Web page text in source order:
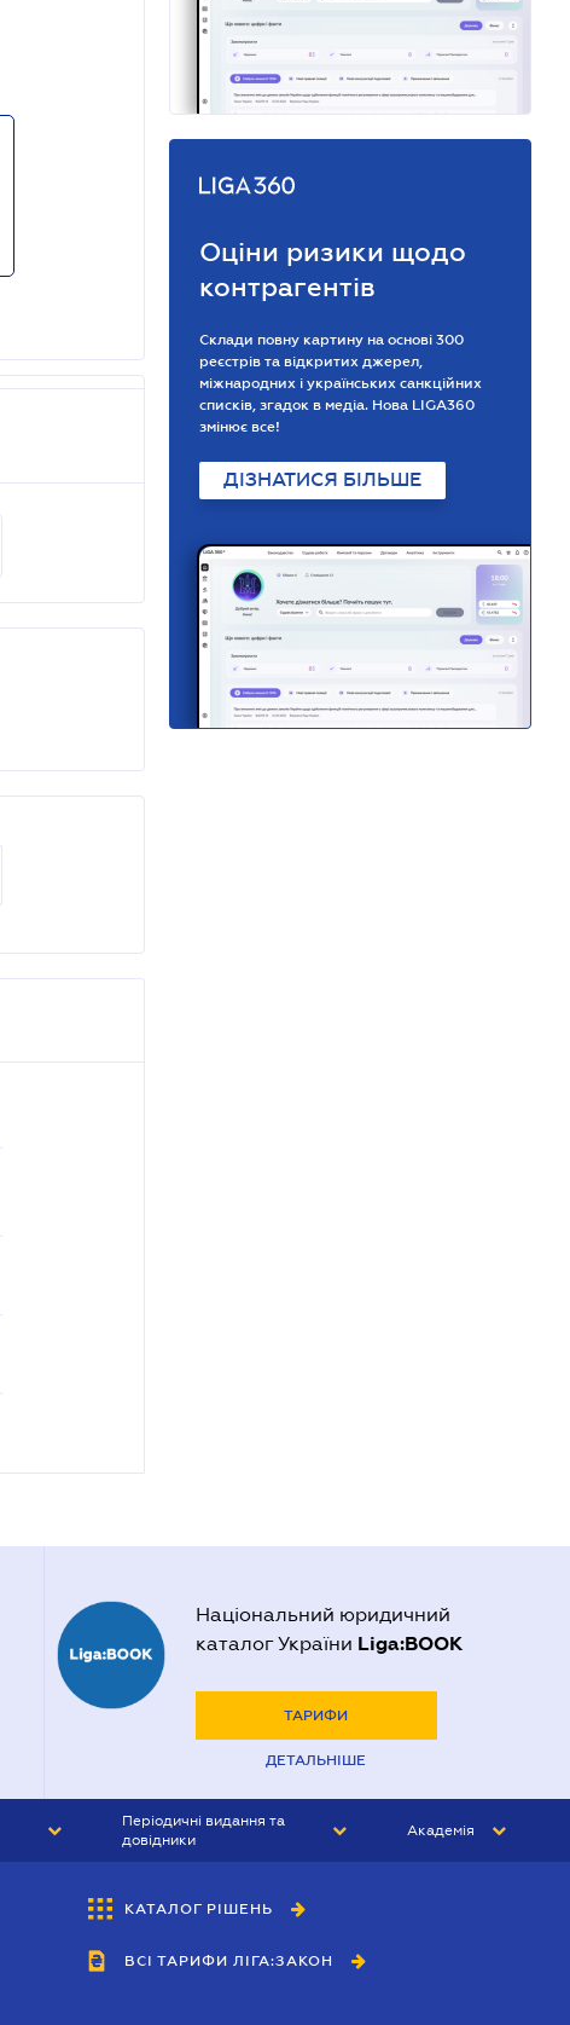
Оціни ризики щодо
контрагентів
Склади повну картину на основі 300
реєстрів та відкритих джерел,
міжнародних і українських санкційних
списків, згадок в медіа. Нова LIGA360
змінює все!
ДІЗНАТИСЯ БІЛЬШЕ
Національний юридичний
каталог України Liga:BOOK
ТАРИФИ
ДЕТАЛЬНІШЕ
Періодичні видання та
довідники
БУХГАЛТЕР&ЗАКОН
ВІСНИК МСФЗ
Академія
КАТАЛОГ РІШЕНЬ
ВСІ ТАРИФИ ЛІГА:ЗАКОН